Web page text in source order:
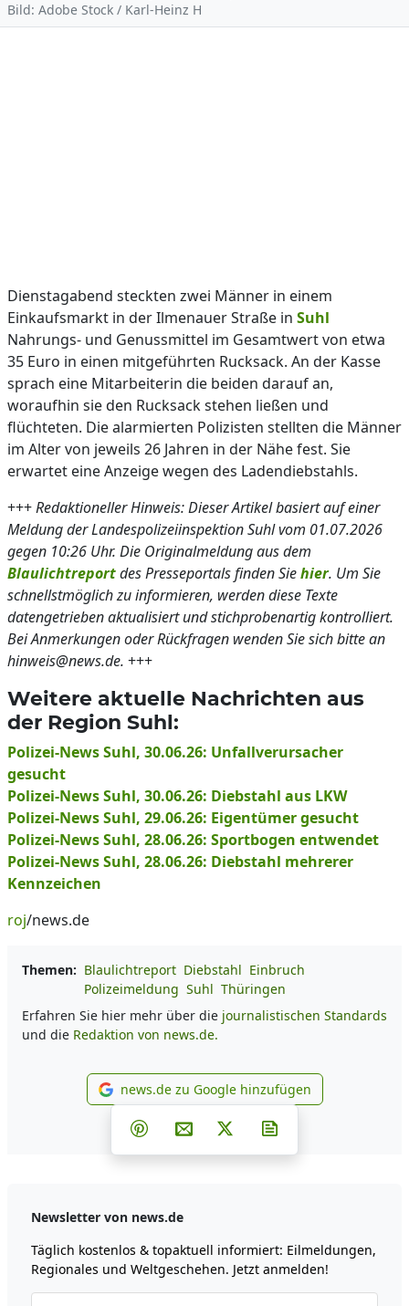
Bild: Adobe Stock / Karl-Heinz H
Dienstagabend steckten zwei Männer in einem
Einkaufsmarkt in der Ilmenauer Straße in Suhl
Nahrungs- und Genussmittel im Gesamtwert von etwa
35 Euro in einen mitgeführten Rucksack. An der Kasse
sprach eine Mitarbeiterin die beiden darauf an,
woraufhin sie den Rucksack stehen ließen und
flüchteten. Die alarmierten Polizisten stellten die Männer
im Alter von jeweils 26 Jahren in der Nähe fest. Sie
erwartet eine Anzeige wegen des Ladendiebstahls.
+++Redaktioneller Hinweis: Dieser Artikel basiert auf einer
Meldung der Landespolizeiinspektion Suhl vom 01.07.2026
gegen 10:26 Uhr. Die Originalmeldung aus dem
Blaulichtreportdes Presseportals finden Siehier. Um Sie
schnellstmöglich zu informieren, werden diese Texte
datengetrieben aktualisiert und stichprobenartig kontrolliert.
Bei Anmerkungen oder Rückfragen wenden Sie sich bitte an
hinweis@news.de. +++
Weitere aktuelle Nachrichten aus
der Region Suhl:
Polizei-News Suhl, 30.06.26: Unfallverursacher
gesucht
Polizei-News Suhl, 30.06.26: Diebstahl aus LKW
Polizei-News Suhl, 29.06.26: Eigentümer gesucht
Polizei-News Suhl, 28.06.26: Sportbogen entwendet
Polizei-News Suhl, 28.06.26: Diebstahl mehrerer
Kennzeichen
roj/news.de
Themen: Blaulichtreport Diebstahl Einbruch
Polizeimeldung Suhl Thüringen
Erfahren Sie hier mehr über die journalistischen Standards
und die Redaktion von news.de.
news.de zu Google
news.de zu Google hinzufügen
Teilen auf Facebook
Teilen auf Whatsapp
Teilen auf Telegram
Teilen auf Pinterest
Per E-Mail teilen
Post auf X
Newsletter von news.de
Täglich kostenlos & topaktuell informiert: Eilmeldungen,
Regionales und Weltgeschehen. Jetzt anmelden!